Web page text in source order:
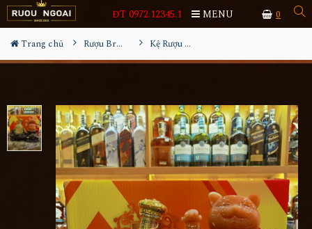
0
ĐT 0972.12345.1 MENU
Trang chủ Rượu Brandy Kệ Rượu Janus Dor XO - Mèo Thần Tài Đỏ 2023